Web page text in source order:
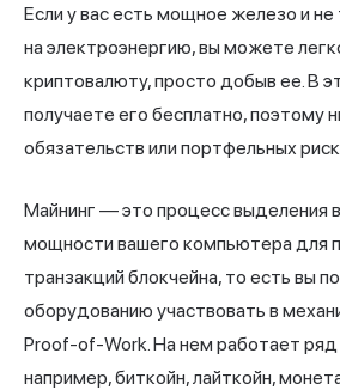
Если у вас есть мощное железо и
на электроэнергию, вы можете
криптовалюту, просто добыв ее. В
получаете его бесплатно, поэтому
обязательств или портфельных
Майнинг — это процесс выделения
мощности вашего компьютера для
транзакций блокчейна, то есть вы
оборудованию участвовать в
Proof-of-Work. На нем работает ряд
например, биткойн, лайткойн,